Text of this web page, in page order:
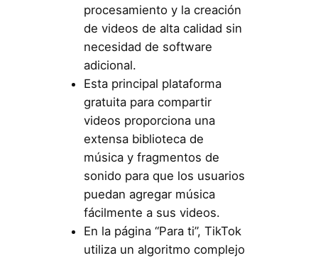
procesamiento y la creación
de videos de alta calidad sin
necesidad de software
adicional.
Esta principal plataforma
gratuita para compartir
videos proporciona una
extensa biblioteca de
música y fragmentos de
sonido para que los usuarios
puedan agregar música
fácilmente a sus videos.
En la página “Para ti”, TikTok
utiliza un algoritmo complejo